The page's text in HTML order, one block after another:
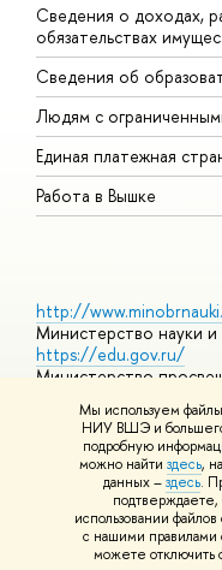
Мы используем
НИУ ВШЭ и большего
подробную
можно найти здесь,
данных –здесь.
использовании
с нашими правилами
можете отключить
Сведения о доходах,
обязательствах
Сведения об
Людям с
Единая платежная
Работа в Вышке
http://
Министерство науки
https://edu.gov.ru/
Министерство
https://elearning.hse.ru/
Массовые открытые
© НИУ ВШЭ 1993–2026
использования
Шрифты HSE Sans и HSE